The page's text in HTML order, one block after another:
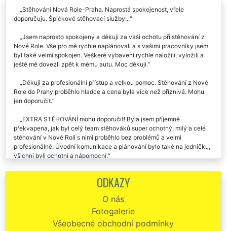
Stěhování Nová Role-Praha. Naprostá spokojenost, vřele
Jsem naprosto spokojený a děkuji za vaši ochotu při stěhování z
Nové Role. Vše pro mě rychle naplánovali a s vašimi pracovníky jsem
byl také velmi spokojen. Veškeré vybavení rychle naložili, vyložili a
Děkuji za profesionální přístup a velkou pomoc. Stěhování z Nové
Role do Prahy proběhlo hladce a cena byla více než příznivá. Mohu
EXTRA STĚHOVÁNÍ mohu doporučit! Byla jsem příjemně
překvapena, jak byl celý team stěhováků super ochotný, milý a celé
stěhování v Nové Roli s nimi proběhlo bez problémů a velmi
profesionálně. Úvodní komunikace a plánování bylo také na jedničku,
Děkuji mockrát za skvělý přístup a odvedenou práci při stěhování v
Nové Roli. Na všem jsme se předem domluvili a den stěhování již
probíhal velice rychle. Pracovníci vše pečlivě balili do folie a s
nábytkem manipulovali opravdu opatrně, takže nikde žádné
škrábance. Vše tedy bylo odstěhováno bez problémů, pánové jsou
ODKAZY
O nás
Fotogalerie